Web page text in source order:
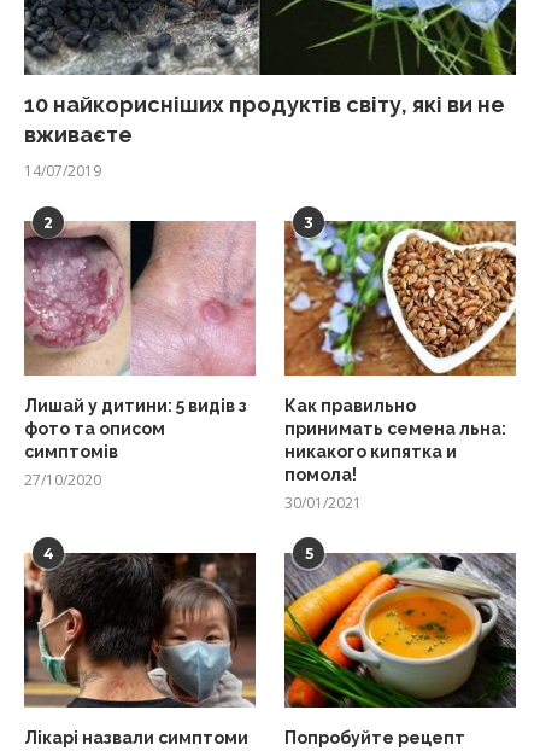
10 найкорисніших продуктів світу, які ви не
вживаєте
14/07/2019
2
Лишай у дитини: 5 видів з
фото та описом
симптомів
27/10/2020
3
Как правильно
принимать семена льна:
никакого кипятка и
помола!
30/01/2021
4
Лікарі назвали симптоми
5
Попробуйте рецепт